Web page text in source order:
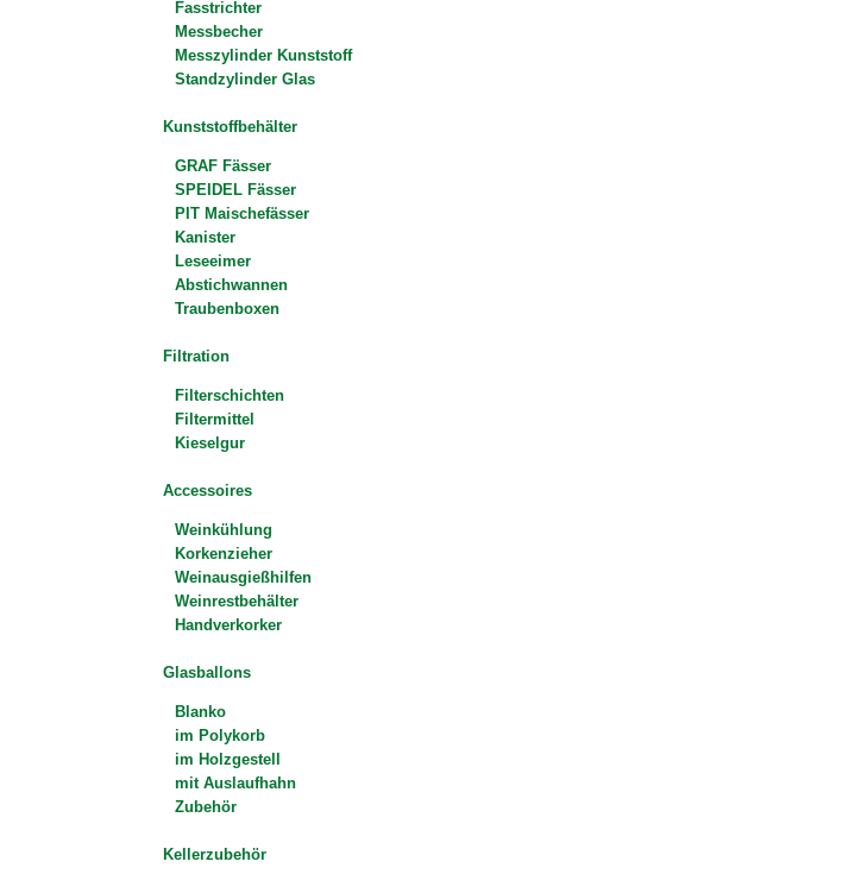
Fasstrichter
Messbecher
Messzylinder Kunststoff
Standzylinder Glas
Kunststoffbehälter
GRAF Fässer
SPEIDEL Fässer
PIT Maischefässer
Kanister
Leseeimer
Abstichwannen
Traubenboxen
Filtration
Filterschichten
Filtermittel
Kieselgur
Accessoires
Weinkühlung
Korkenzieher
Weinausgießhilfen
Weinrestbehälter
Handverkorker
Glasballons
Blanko
im Polykorb
im Holzgestell
mit Auslaufhahn
Zubehör
Kellerzubehör